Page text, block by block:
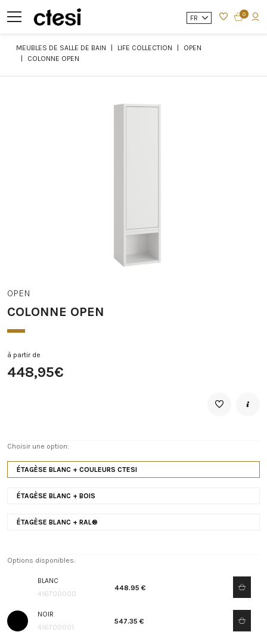
FR 0
MEUBLES DE SALLE DE BAIN LIFE COLLECTION
OPEN
COLONNE OPEN
OPEN
COLONNE OPEN
à partir de
448,95€
Choisir une option:
ÉTAGÈSE BLANC + COULEURS CTESI
ÉTAGÈSE BLANC + BOIS
ÉTAGÈSE BLANC + RAL®
Options disponibles:
BLANC
416700000
448.95 €
NOIR
416700001
547.35 €